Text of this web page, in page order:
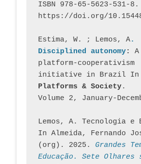
ISBN 978-65-5623-531-8.
https://doi.org/
Estima, W. ; Lemos, A.
Disciplined autonomy:
platform-cooperativism
initiative in Brazil In
Platforms & Society.
Volume 2, January-
Lemos, A. Tecnologia e
In Almeida, Fernando
(org). 2025. Grandes
Educação. Sete Olhares